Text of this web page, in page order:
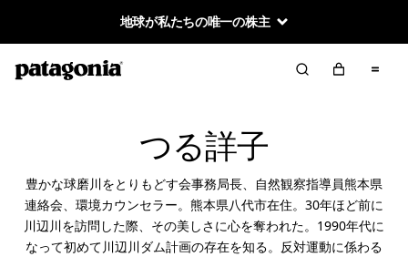
地球が私たちの唯一の株主
つる詳子
豊かな球磨川をとりもどす会事務局長、自然観察指導員熊本県
連絡会、環境カウンセラー。熊本県八代市在住。30年ほど前に
川辺川を訪問した際、その美しさに心を奪われた。1990年代に
なって初めて川辺川ダム計画の存在を知る。反対運動に係わる